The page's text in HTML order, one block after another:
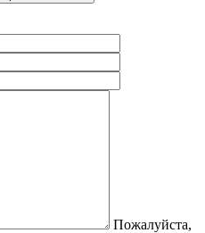
Пожалуйста,